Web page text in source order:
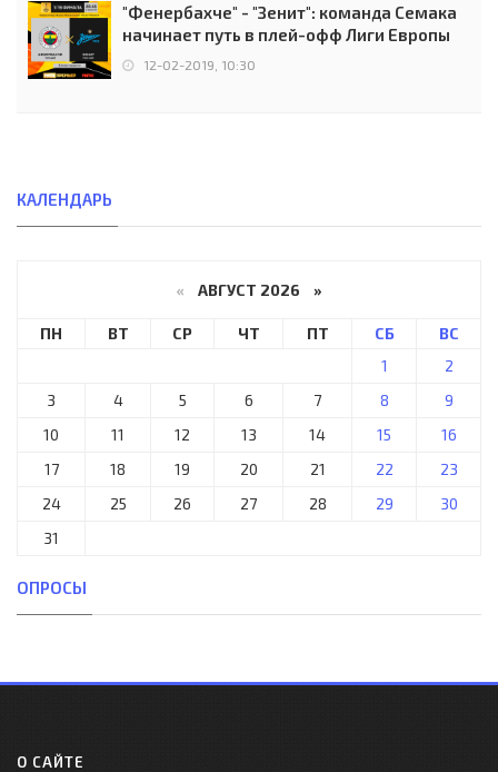
"Фенербахче" - "Зенит": команда Семака
начинает путь в плей-офф Лиги Европы
12-02-2019, 10:30
КАЛЕНДАРЬ
« АВГУСТ 2026 »
ПН ВТ СР ЧТ ПТ СБ
ВС
1
2
3
4 5 6 7 8
9
10
11 12 13 14 15
16
17
18 19 20 21 22
23
24
25 26 27 28 29
30
31
ОПРОСЫ
О САЙТЕ